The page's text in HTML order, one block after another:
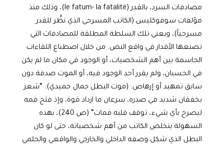
مصادفات السرد، بالقدر (le fatum- la fatalité)، وذلك منذ
مؤلفات سوفوكليس (الكاتب المسرحي الذي نظَّر للقدر
مسرحياً)، ويعني تلك السلطة المطلقة للمصادفات التي
تصنعها الأقدار في واقع النص. من خلال اصطناع اللقاءات
الحاسمة بين أهم الشخصيات، أو الوجود في مكان ما لم يكن
في الحسبان، ولم يقرر أحد الوجود فيه، أو الموت صدفة دون
سابق تمهيد أو إرهاص: (موت البطل جمال حميدي): “شعر
بخفقان شديد في صدره، سرعان ما ازداد قوة، وإذ فتح فمه
ليصرخ بأي شيء، توقف قلبه فمات” (ص 240)، بهذه
السهولة يتخلص الكاتب من أهم شخصياته، حتى لو كان
البطل الذي شكل وصفه الداخلي والخارجي والواقعي والحلمي